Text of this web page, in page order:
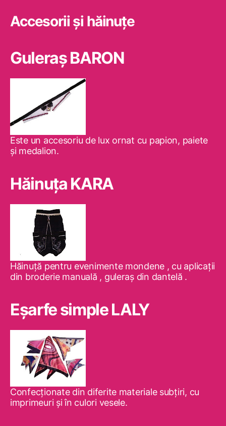
Accesorii și hăinuțe
Guleraş BARON
Este un accesoriu de lux ornat cu papion, paiete
şi medalion.
Hăinuţa KARA
Hăinuţă pentru evenimente mondene , cu aplicaţii
din broderie manuală , guleraş din dantelă .
Eşarfe simple LALY
Confecţionate din diferite materiale subţiri, cu
imprimeuri şi în culori vesele.